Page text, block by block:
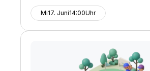
Mi17. Juni14:00Uhr